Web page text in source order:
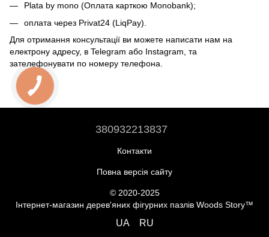
Plata by mono (Оплата карткою Monobank);
оплата через Privat24 (LiqPay).
Для отримання консультації ви можете написати нам на
електрону адресу, в Telegram або Instagram, та
зателефонувати по номеру телефона.
380932213837
Контакти
Повна версія сайту
© 2020-2025
Інтернет-магазин дерев'яних фігурних пазлів Woods Story™
UA RU